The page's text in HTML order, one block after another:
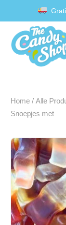
Home /Alle
Snoepjes met